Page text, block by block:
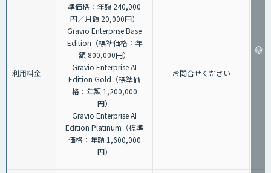
利用料金
準価格：年額 240,000
円／月額 20,000円）
Gravio Enterprise Base
Edition（標準価格：年
額 800,000円）
Gravio Enterprise AI
Edition Gold（標準価
格：年額 1,200,000
円）
Gravio Enterprise AI
Edition Platinum（標準
価格：年額 1,600,000
円）
お問合せください